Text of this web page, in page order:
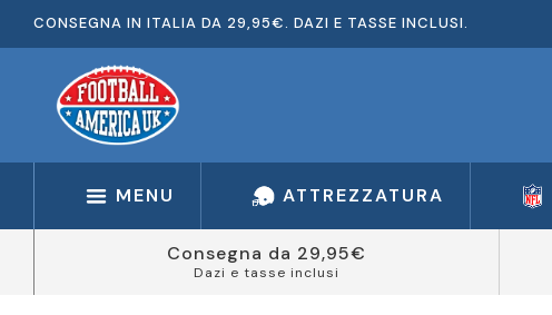
CONSEGNA IN ITALIA DA 29,95€. DAZI E TASSE INCLUSI.
MENU ATTREZZATURA
Consegna da 29,95€
Dazi e tasse inclusi